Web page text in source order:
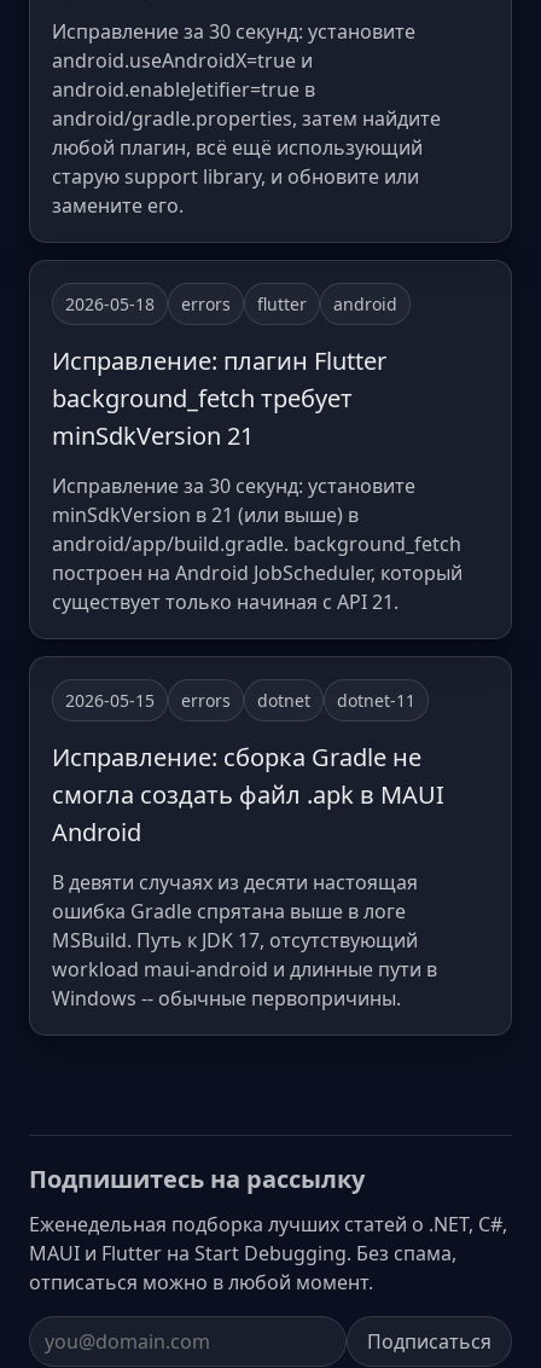
Исправление за 30 секунд: установите
android.useAndroidX=true и
android.enableJetifier=true в
android/gradle.properties, затем найдите
любой плагин, всё ещё использующий
старую support library, и обновите или
замените его.
2026-05-18 errors flutter android
Исправление: плагин Flutter
background_fetch требует
minSdkVersion 21
Исправление за 30 секунд: установите
minSdkVersion в 21 (или выше) в
android/app/build.gradle. background_fetch
построен на Android JobScheduler, который
существует только начиная с API 21.
2026-05-15 errors dotnet dotnet-11
Исправление: сборка Gradle не
смогла создать файл .apk в MAUI
Android
В девяти случаях из десяти настоящая
ошибка Gradle спрятана выше в логе
MSBuild. Путь к JDK 17, отсутствующий
workload maui-android и длинные пути в
Windows -- обычные первопричины.
Подпишитесь на рассылку
Еженедельная подборка лучших статей о .NET, C#,
MAUI и Flutter на Start Debugging. Без спама,
отписаться можно в любой момент.
Email address Подписаться